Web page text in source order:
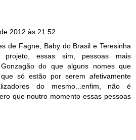
2012 às 21:52
de Fagne, Baby do Brasil e Teresinha
essas sim, pessoas mais
do que alguns nomes que
só estão por serem afetivamente
do mesmo...enfim, não é
que noutro momento essas pessoas